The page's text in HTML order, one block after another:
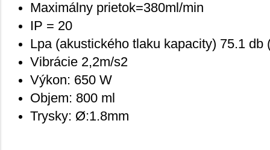
Maximálny prietok=380ml/min
IP = 20
Lpa (akustického tlaku kapacity) 75.1 db
Vibrácie 2,2m/s2
Výkon: 650 W
Objem: 800 ml
Trysky: Ø:1.8mm